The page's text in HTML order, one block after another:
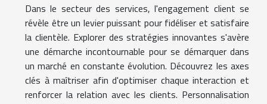
Dans le secteur des services, l'engagement client se
révèle être un levier puissant pour fidéliser et satisfaire
la clientèle. Explorer des stratégies innovantes s'avère
une démarche incontournable pour se démarquer dans
un marché en constante évolution. Découvrez les axes
clés à maîtriser afin d'optimiser chaque interaction et
renforcer la relation avec les clients. Personnalisation